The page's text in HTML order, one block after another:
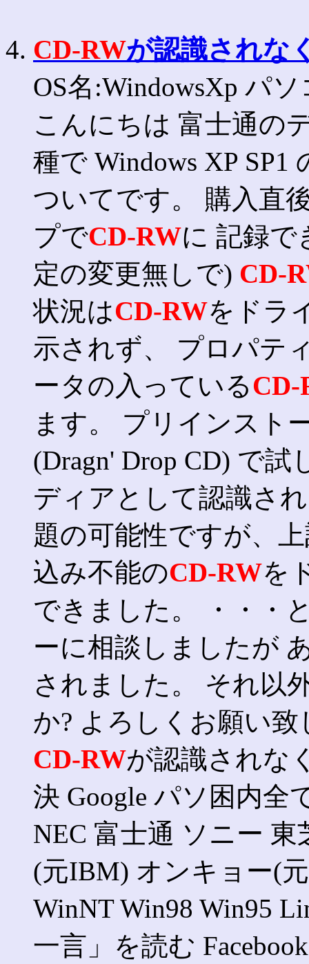
4. CD-RWが認識されな
OS名:WindowsXp パ
こんにちは 富士通の
種で Windows XP SP1
ついてです。 購入直
プでCD-RWに 記録で
定の変更無しで) CD-
状況はCD-RWをドラ
示されず、 プロパテ
ータの入っているCD-
ます。 プリインスト
(Dragn' Drop CD) で
ディアとして認識さ
題の可能性ですが、
込み不能のCD-RWを
できました。 ・・・
ーに相談しましたが
されました。 それ以
か? よろしくお願い致
CD-RWが認識されな
決 Google パソ困内全
NEC 富士通 ソニー
(元IBM) オンキョー(
WinNT Win98 Win95
一言」を読む